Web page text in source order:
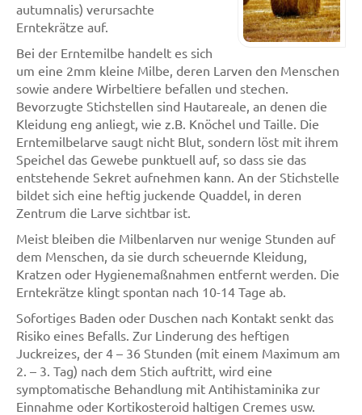
autumnalis) verursachte
Erntekrätze auf.
Bei der Erntemilbe handelt es sich
um eine 2mm kleine Milbe, deren Larven den Menschen
sowie andere Wirbeltiere befallen und stechen.
Bevorzugte Stichstellen sind Hautareale, an denen die
Kleidung eng anliegt, wie z.B. Knöchel und Taille. Die
Erntemilbelarve saugt nicht Blut, sondern löst mit ihrem
Speichel das Gewebe punktuell auf, so dass sie das
entstehende Sekret aufnehmen kann. An der Stichstelle
bildet sich eine heftig juckende Quaddel, in deren
Zentrum die Larve sichtbar ist.
Meist bleiben die Milbenlarven nur wenige Stunden auf
dem Menschen, da sie durch scheuernde Kleidung,
Kratzen oder Hygienemaßnahmen entfernt werden. Die
Erntekrätze klingt spontan nach 10-14 Tage ab.
Sofortiges Baden oder Duschen nach Kontakt senkt das
Risiko eines Befalls. Zur Linderung des heftigen
Juckreizes, der 4 – 36 Stunden (mit einem Maximum am
2. – 3. Tag) nach dem Stich auftritt, wird eine
symptomatische Behandlung mit Antihistaminika zur
Einnahme oder Kortikosteroid haltigen Cremes usw.